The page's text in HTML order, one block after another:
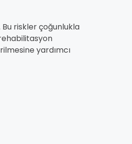
riskler çoğunlukla
yardımcı